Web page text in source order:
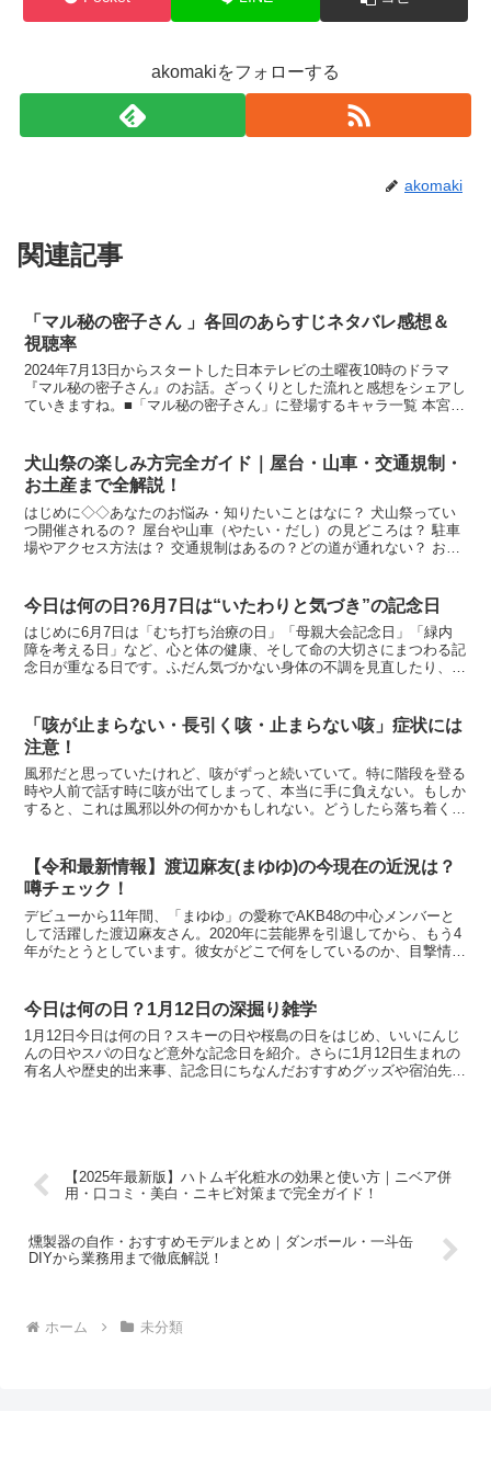
akomakiをフォローする
akomaki
関連記事
「マル秘の密子さん 」各回のあらすじネタバレ感想＆
視聴率
2024年7月13日からスタートした日本テレビの土曜夜10時のドラマ
『マル秘の密子さん』のお話。ざっくりとした流れと感想をシェアし
ていきますね。■「マル秘の密子さん」に登場するキャラ一覧 本宮密
犬山祭の楽しみ方完全ガイド｜屋台・山車・交通規制・
お土産まで全解説！
はじめに◇◇あなたのお悩み・知りたいことはなに？ 犬山祭ってい
つ開催されるの？ 屋台や山車（やたい・だし）の見どころは？ 駐車
場やアクセス方法は？ 交通規制はあるの？どの道が通れない？ お土
今日は何の日?6月7日は“いたわりと気づき”の記念日
はじめに6月7日は「むち打ち治療の日」「母親大会記念日」「緑内
障を考える日」など、心と体の健康、そして命の大切さにまつわる記
念日が重なる日です。ふだん気づかない身体の不調を見直したり、大
「咳が止まらない・長引く咳・止まらない咳」症状には
注意！
風邪だと思っていたけれど、咳がずっと続いていて。特に階段を登る
時や人前で話す時に咳が出てしまって、本当に手に負えない。もしか
すると、これは風邪以外の何かかもしれない。どうしたら落ち着くの
【令和最新情報】渡辺麻友(まゆゆ)の今現在の近況は？
噂チェック！
デビューから11年間、「まゆゆ」の愛称でAKB48の中心メンバーと
して活躍した渡辺麻友さん。2020年に芸能界を引退してから、もう4
年がたとうとしています。彼女がどこで何をしているのか、目撃情報
今日は何の日？1月12日の深掘り雑学
1月12日今日は何の日？スキーの日や桜島の日をはじめ、いいにんじ
んの日やスパの日など意外な記念日を紹介。さらに1月12日生まれの
有名人や歴史的出来事、記念日にちなんだおすすめグッズや宿泊先も
【2025年最新版】ハトムギ化粧水の効果と使い方｜ニベア併
用・口コミ・美白・ニキビ対策まで完全ガイド！
燻製器の自作・おすすめモデルまとめ｜ダンボール・一斗缶
DIYから業務用まで徹底解説！
ホーム 未分類